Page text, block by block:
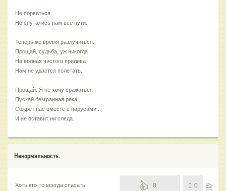
Не сорваться.
Но спутались нам все пути.
Теперь же время разлучиться.
Прощай, судьба, уж никогда
На волнах чистого прилива
Нам не удастся полетать.
Прощай. Я не хочу сражаться
Пускай безгранная река,
Сожрет нас вместе с парусами...
И не оставит ни следа.
Ненормальность.
Хоть кто-то всегда спасать
0 0